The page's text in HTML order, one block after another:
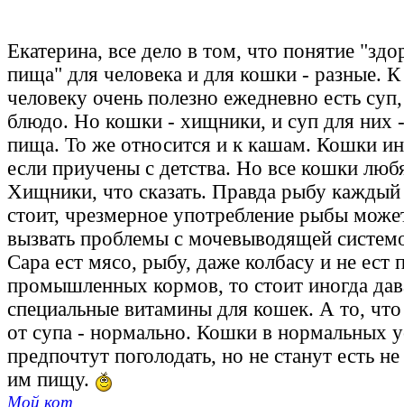
Екатерина, все дело в том, что понятие
пища" для человека и для кошки - разные.
человеку очень полезно ежедневно есть
блюдо. Но кошки - хищники, и суп для них -
пища. То же относится и к кашам. Кошки
если приучены с детства. Но все кошки
Хищники, что сказать. Правда рыбу каждый
стоит, чрезмерное употребление рыбы
вызвать проблемы с мочевыводящей
Сара ест мясо, рыбу, даже колбасу и не ест
промышленных кормов, то стоит иногда
специальные витамины для кошек. А то, что
от супа - нормально. Кошки в нормальных
предпочтут поголодать, но не станут есть
им пищу.
Мой кот